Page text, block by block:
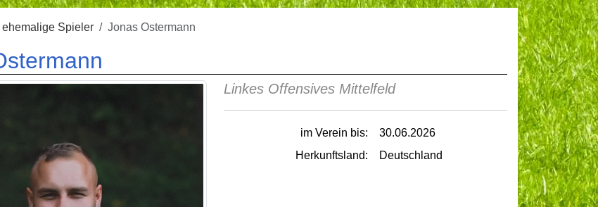
ehemalige Spieler Jonas Ostermann
Linkes Offensives Mittelfeld
im Verein bis:
30.06.2026
Herkunftsland:
Deutschland